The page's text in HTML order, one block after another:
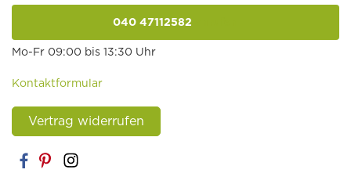
040 47112582
Mo-Fr 09:00 bis 13:30 Uhr
Kontaktformular
Vertrag widerrufen